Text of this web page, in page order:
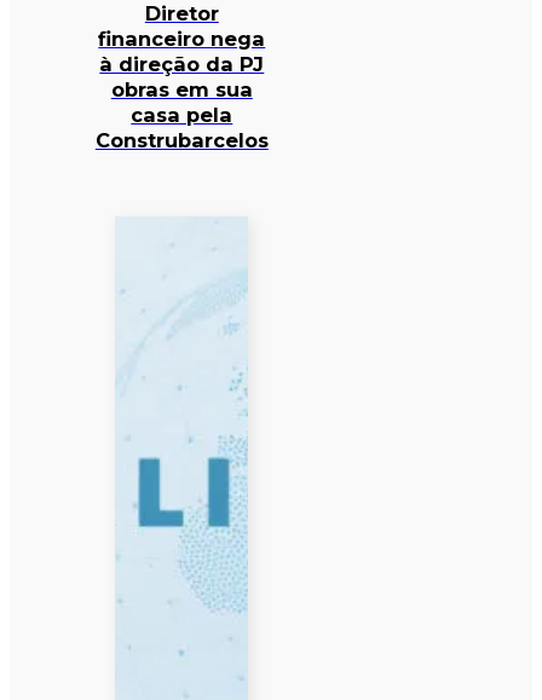
Diretor
financeiro nega
à direção da PJ
obras em sua
casa pela
Construbarcelos